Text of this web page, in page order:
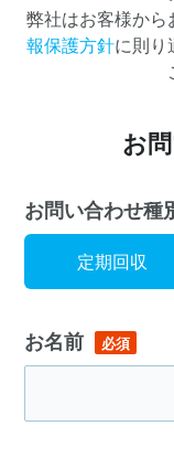
弊社はお客様から
報保護方針に則り
お
お問い合わせ種
定期回収
お名前 必須